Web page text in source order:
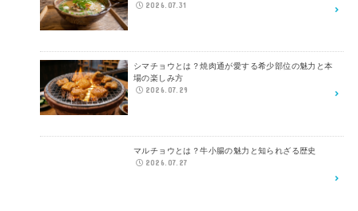
2026.07.31
シマチョウとは？焼肉通が愛する希少部位の魅力と本
場の楽しみ方
2026.07.29
マルチョウとは？牛小腸の魅力と知られざる歴史
2026.07.27